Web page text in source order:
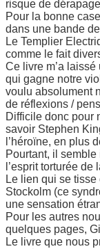
risque de
Pour la bonne
dans une bande
Le Templier
comme le fait
Ce livre m’a
qui gagne notre
voulu absolument
de réflexions /
Difficile donc pour
savoir Stephen
l’héroïne, en plus
Pourtant, il
l’esprit torturée de
Le lien qui se
Stockolm (ce
une sensation
Pour les autres
quelques pages,
Le livre que nous